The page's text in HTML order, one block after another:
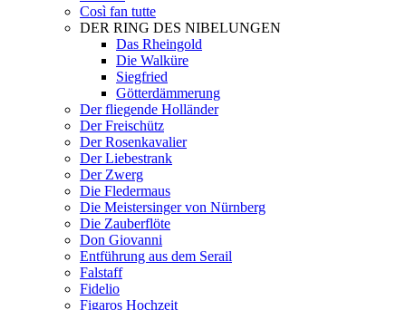
Così fan tutte
DER RING DES NIBELUNGEN
Das Rheingold
Die Walküre
Siegfried
Götterdämmerung
Der fliegende Holländer
Der Freischütz
Der Rosenkavalier
Der Liebestrank
Der Zwerg
Die Fledermaus
Die Meistersinger von Nürnberg
Die Zauberflöte
Don Giovanni
Entführung aus dem Serail
Falstaff
Fidelio
Figaros Hochzeit